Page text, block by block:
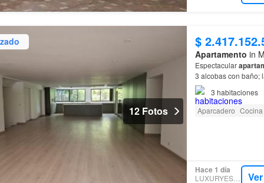
12 Fotos
$
Apartamento in
Espectacular
3 alcobas con baño;
piso; se colocó
3 habitaciones
Aparcadero
Hace 1 día
LUXURYESTATE